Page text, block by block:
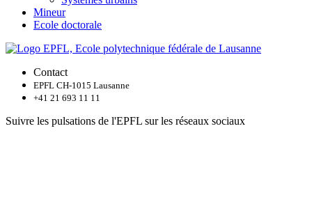
Mineur
Ecole doctorale
Contact
EPFL CH-1015 Lausanne
+41 21 693 11 11
Suivre les pulsations de l'EPFL sur les réseaux sociaux